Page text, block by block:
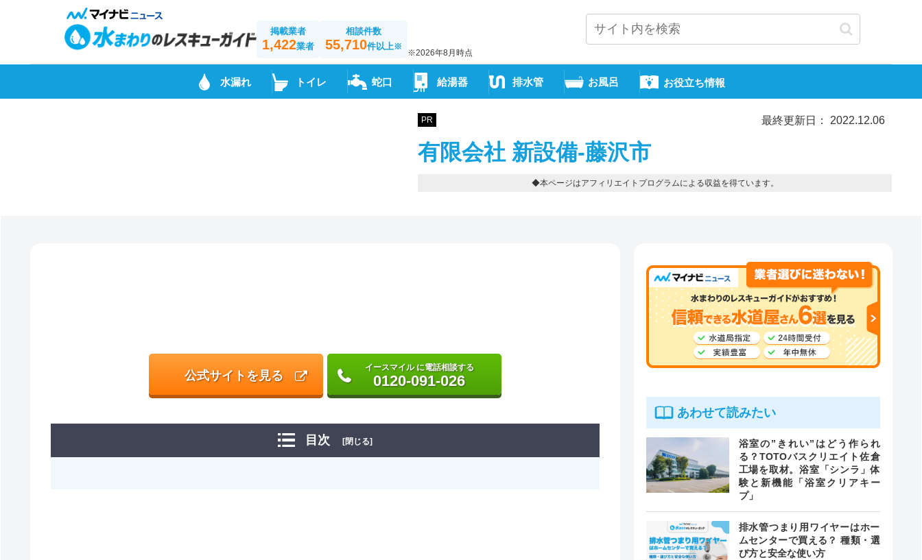
掲載業者
1,422業者
相談件数
55,710件以上※
※2026年8月時点
水漏れ トイレ 蛇口 給湯器 排水管 お風呂 お役立ち情報
PR 最終更新日： 2022.12.06
有限会社 新設備-藤沢市
◆本ページはアフィリエイトプログラムによる収益を得ています。
公式サイトを見る
イースマイル に電話相談する
0120-091-026
目次 [閉じる]
あわせて読みたい
浴室の”きれい”はどう作られ
る？TOTOバスクリエイト佐倉
工場を取材。浴室「シンラ」体
験と新機能「浴室クリアキー
プ」
排水管つまり用ワイヤーはホー
ムセンターで買える？ 種類・選
び方と安全な使い方